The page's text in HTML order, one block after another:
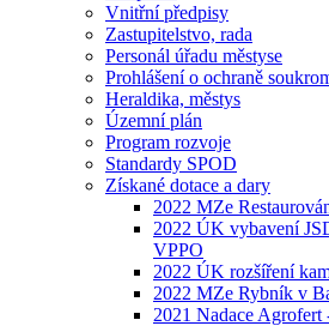
Vnitřní předpisy
Zastupitelstvo, rada
Personál úřadu městyse
Prohlášení o ochraně
Heraldika, městys
Územní plán
Program rozvoje
Standardy SPOD
Získané dotace a dary
2022 MZe
2022 ÚK vybavení
VPPO
2022 ÚK rozšíření
2022 MZe Rybník v
2021 Nadace